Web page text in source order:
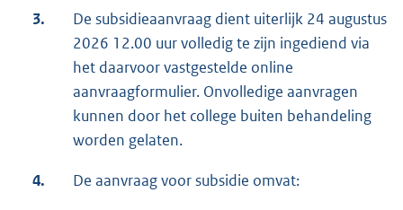
r
n
l
i
3.
De subsidieaanvraag dient uiterlijk 24 augustus
2026 12.00 uur volledig te zijn ingediend via
het daarvoor vastgestelde online
aanvraagformulier. Onvolledige aanvragen
kunnen door het college buiten behandeling
worden gelaten.
4. De aanvraag voor subsidie omvat: